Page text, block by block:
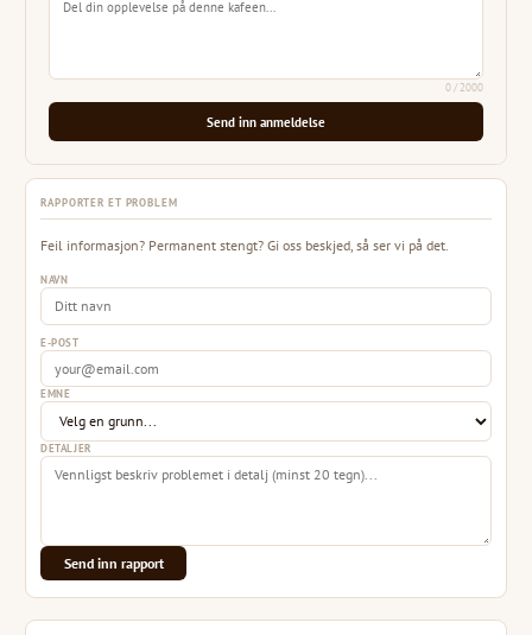
0/ 2000
Send inn anmeldelse
RAPPORTER ET PROBLEM
Feil informasjon? Permanent stengt? Gi oss beskjed, så ser vi på det.
NAVN
E-POST
EMNE
DETALJER
Send inn rapport